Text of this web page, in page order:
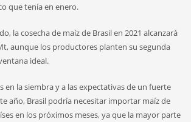
que tenía en enero.
la cosecha de maíz de Brasil en 2021 alcanzará
aunque los productores planten su segunda
ideal.
en la siembra y a las expectativas de un fuerte
año, Brasil podría necesitar importar maíz de
en los próximos meses, ya que la mayor parte